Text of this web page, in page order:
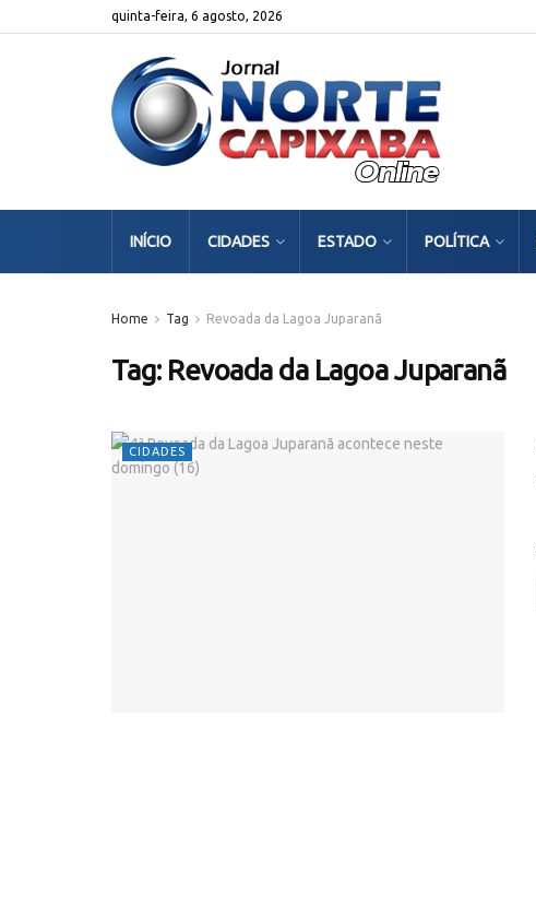
quinta-feira, 6 agosto, 2026
INÍCIO CIDADES ESTADO POLÍTICA
Home Tag Revoada da Lagoa Juparanã
Tag: Revoada da Lagoa Juparanã
CIDADES